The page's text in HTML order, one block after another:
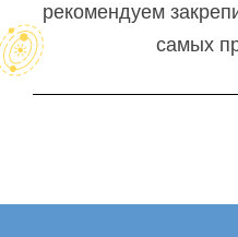
рекомендуем
самых